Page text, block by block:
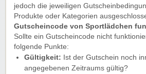
jedoch die jeweiligen
Produkte oder Kategorien
Gutscheincode von Sportlädchen
Sollte ein Gutscheincode nicht
folgende Punkte:
Gültigkeit: Ist der Gutschein noch
angegebenen Zeitraums gültig?